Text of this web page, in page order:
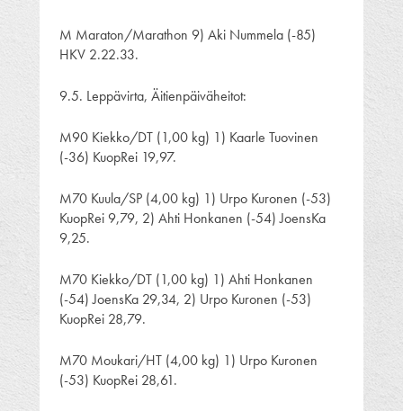
M Maraton/Marathon 9) Aki Nummela (-85)
HKV 2.22.33.
9.5. Leppävirta, Äitienpäiväheitot:
M90 Kiekko/DT (1,00 kg) 1) Kaarle Tuovinen
(-36) KuopRei 19,97.
M70 Kuula/SP (4,00 kg) 1) Urpo Kuronen (-53)
KuopRei 9,79, 2) Ahti Honkanen (-54) JoensKa
9,25.
M70 Kiekko/DT (1,00 kg) 1) Ahti Honkanen
(-54) JoensKa 29,34, 2) Urpo Kuronen (-53)
KuopRei 28,79.
M70 Moukari/HT (4,00 kg) 1) Urpo Kuronen
(-53) KuopRei 28,61.